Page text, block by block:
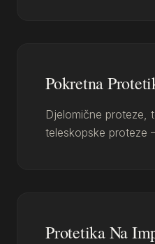
Pokretna
Djelomične proteze,
teleskopske proteze
Protetika Na